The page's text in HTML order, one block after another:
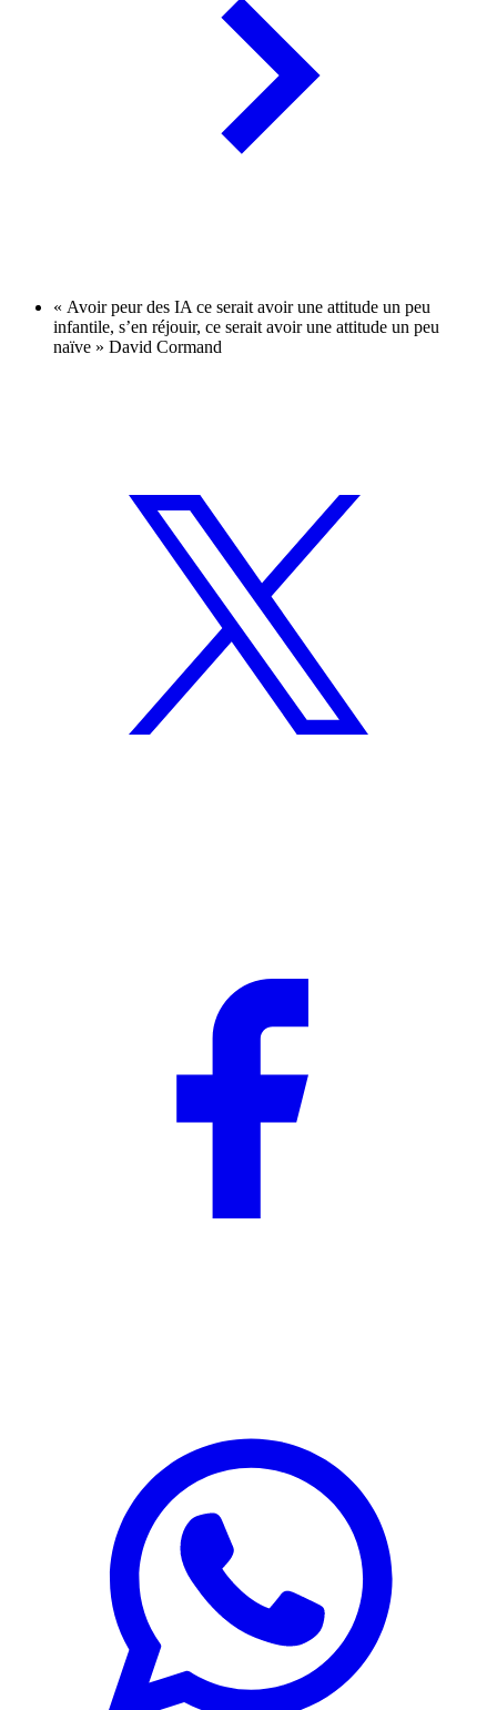
« Avoir peur des IA ce serait avoir une attitude un peu
infantile, s’en réjouir, ce serait avoir une attitude un peu
naïve » David Cormand